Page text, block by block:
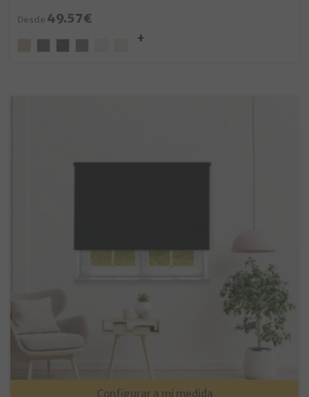
Desde 49.57€
Configurar a mi medida